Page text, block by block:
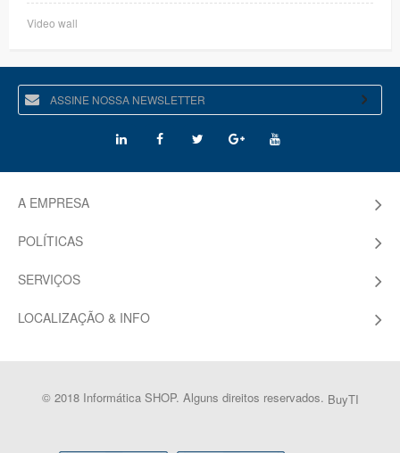
Video wall
A EMPRESA
POLÍTICAS
SERVIÇOS
LOCALIZAÇÃO & INFO
© 2018 Informática SHOP. Alguns direitos reservados. BuyTI